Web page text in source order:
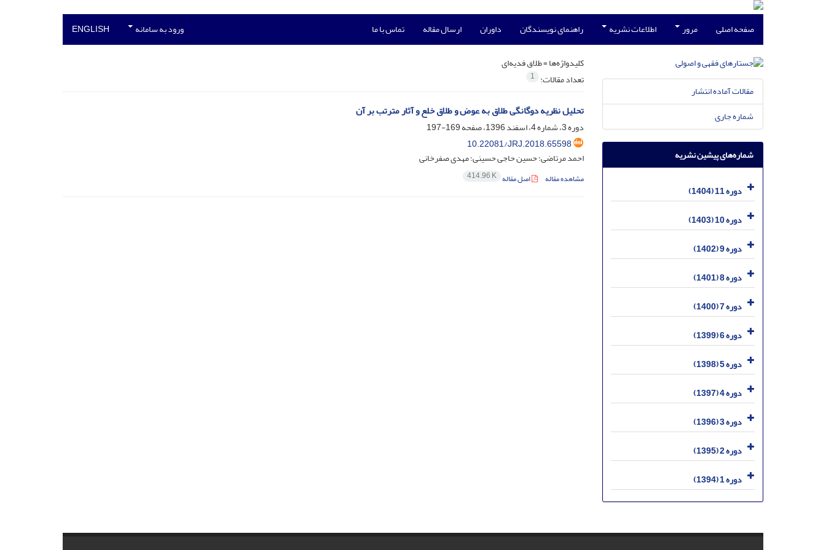
صفحه اصلی مرور اطلاعات نشریه راهنمای نویسندگان داوران ارسال مقاله تماس با ما ورود به سامانه ENGLISH
کلیدواژه‌ها =طلاق فدیه‌ای
تعداد مقالات: 1
تحلیل نظریه دوگانگی طلاق به عوض و طلاق خلع و آثار مترتب بر آن
دوره 3، شماره 4، اسفند 1396، صفحه
169-197
10.22081/JRJ.2018.65598
احمد مرتاضی؛ حسین حاجی حسینی؛ مهدی صفرخانی
مشاهده مقاله اصل مقاله 414.96 K
مقالات آماده انتشار
شماره جاری
شماره‌های پیشین نشریه
دوره 11 (1404)
دوره 10 (1403)
دوره 9 (1402)
دوره 8 (1401)
دوره 7 (1400)
دوره 6 (1399)
دوره 5 (1398)
دوره 4 (1397)
دوره 3 (1396)
دوره 2 (1395)
دوره 1 (1394)